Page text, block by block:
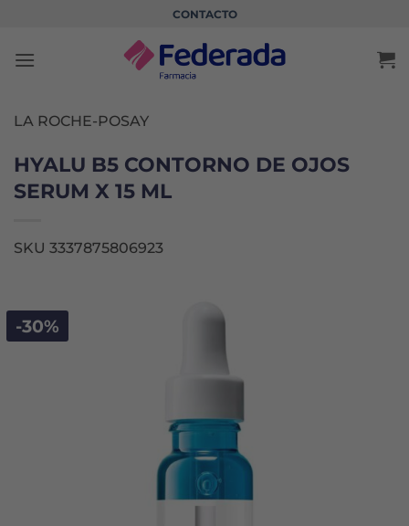
contenido
CONTACTO
LA ROCHE-POSAY
HYALU B5 CONTORNO DE OJOS
SERUM X 15 ML
SKU 3337875806923
-30%